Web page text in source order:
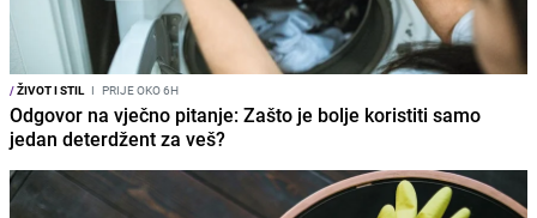
/ŽIVOT I STIL I PRIJE OKO 6H
Odgovor na vječno pitanje: Zašto je bolje koristiti samo
jedan deterdžent za veš?